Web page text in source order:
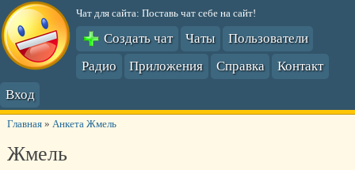
Чат для сайта: Поставь чат себе на сайт!
Создать чат Чаты
Пользователи
Радио
Приложения Справка
Контакт
Вход
Главная» Анкета Жмель
Жмель